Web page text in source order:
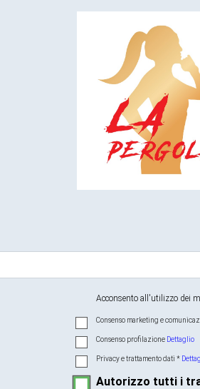
Acconsento all'utilizzo dei
Consenso marketing e
Consenso profilazione Dettaglio
Privacy e trattamento dati *
Autorizzo tutti i